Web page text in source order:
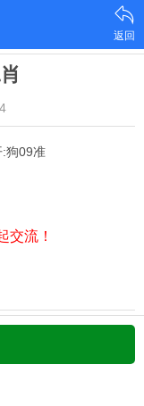
返回
:狗09准
交流！